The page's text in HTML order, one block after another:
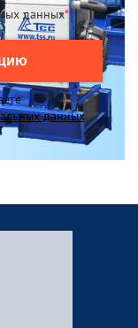
данных*
данных